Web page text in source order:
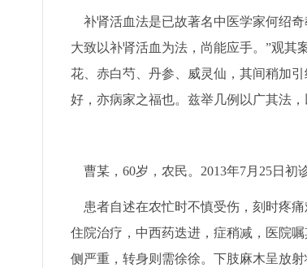
补肾活血法是已故著名中医学家何绍奇
大致以补肾活血为法，尚能应手。”观其
花、赤白芍、丹参、威灵仙，其间稍加
好，亦病家之福也。兹举几例以广其法，
曹某，60岁，农民。2013年7月25日初诊
患者自述在农忙时不慎受伤，刻时疼痛
住院治疗，中西药迭进，症稍减，医院
侧严重，转身则需徐徐。下肢麻木呈放